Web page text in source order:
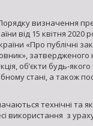
визначення
від 15 квітня
«Про публічні
затвердженого
об’єкти будь-
стані, а також
технічні та
використання з